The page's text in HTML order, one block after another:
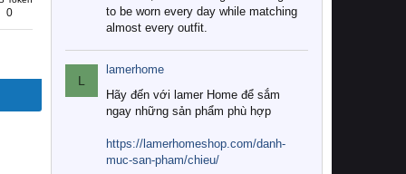
0
to be worn every day while matching
almost every outfit.
L
lamerhome
Hãy đến với lamer Home để sắm
ngay những sản phẩm phù hợp
https://lamerhomeshop.com/danh-
muc-san-pham/chieu/